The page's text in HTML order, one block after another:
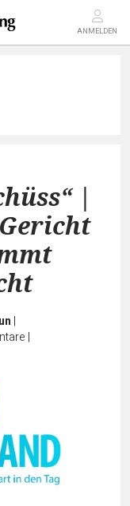
ANMELDEN
|
|
|